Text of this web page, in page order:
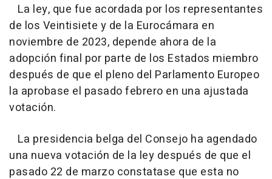
La ley, que fue acordada por los representantes
de los Veintisiete y de la Eurocámara en
noviembre de 2023, depende ahora de la
adopción final por parte de los Estados miembro
después de que el pleno del Parlamento Europeo
la aprobase el pasado febrero en una ajustada
votación.
La presidencia belga del Consejo ha agendado
una nueva votación de la ley después de que el
pasado 22 de marzo constatase que esta no